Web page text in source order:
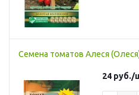
Семена томатов Алеся
24 руб./